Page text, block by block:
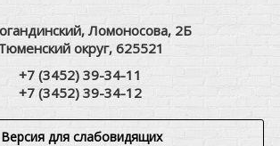
Ломоносова, 2Б
округ, 625521
+7 (3452) 39-34-11
+7 (3452) 39-34-12
Версия для слабовидящих